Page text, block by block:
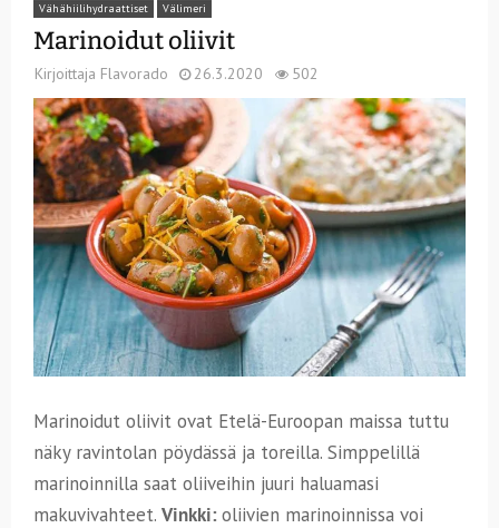
Vähähiilihydraattiset
Välimeri
Marinoidut oliivit
Kirjoittaja Flavorado 26.3.2020 502
Marinoidut oliivit ovat Etelä-Euroopan maissa tuttu
näky ravintolan pöydässä ja toreilla. Simppelillä
marinoinnilla saat oliiveihin juuri haluamasi
makuvivahteet. Vinkki: oliivien marinoinnissa voi